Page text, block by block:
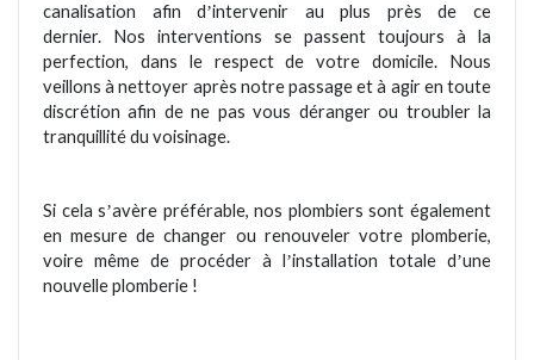
canalisation afin d’intervenir au plus près de ce
dernier. Nos interventions se passent toujours à la
perfection, dans le respect de votre domicile. Nous
veillons à nettoyer après notre passage et à agir en toute
discrétion afin de ne pas vous déranger ou troublerla
tranquillité du voisinage.
Si cela s’avère préférable, nos plombiers sont également
en mesure de changer ou renouveler votre plomberie,
voire même de procéder à l’installation totale d’une
nouvelle plomberie !